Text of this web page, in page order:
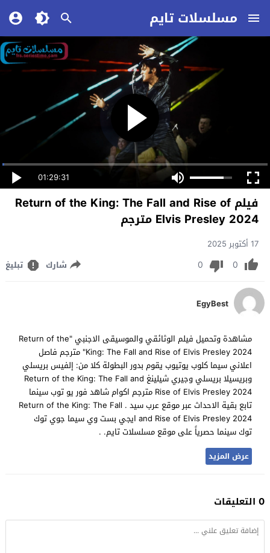
مسلسلات تايم
01:29:31
فيلم Return of the King: The Fall and Rise of
Elvis Presley 2024 مترجم
17 أكتوبر 2025
0
0 شارك تبليغ
EgyBest
مشاهدة وتحميل فيلم الوثائقي والموسيقى الاجنبي "Return of the
King: The Fall and Rise of Elvis Presley 2024" مترجم فاصل
اعلاني سيما كلوب يوتيوب يقوم بدور البطولة كلا من: إلفيس بريسلي
وبريسيلا بريسلي وجيري شيلينغ Return of the King: The Fall and
Rise of Elvis Presley 2024 مترجم اكوام شاهد فور يو توب سينما
تابع بقية الاحداث عبر موقع عرب سيد . Return of the King: The Fall
and Rise of Elvis Presley 2024 ايجي بست وي سيما جوي توك
توك سينما حصرياً على موقع مسلسلات تايم. .
عرض المزيد
0 التعليقات